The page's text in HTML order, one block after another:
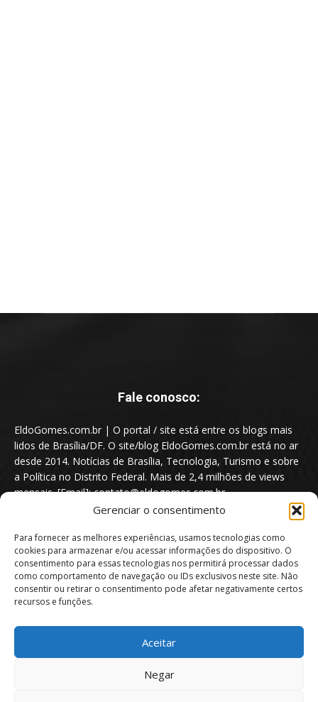
Gerenciar o consentimento
Para fornecer as melhores experiências, usamos tecnologias como
cookies para armazenar e/ou acessar informações do dispositivo. O
consentimento para essas tecnologias nos permitirá processar dados
como comportamento de navegação ou IDs exclusivos neste site. Não
consentir ou retirar o consentimento pode afetar negativamente certos
recursos e funções.
Aceitar
Negar
Fale conosco:
EldoGomes.com.br | O portal / site está entre os blogs mais
lidos de Brasília/DF. O site/blog EldoGomes.com.br está no ar
desde 2014. Notícias de Brasília, Tecnologia, Turismo e sobre
a Política no Distrito Federal. Mais de 2,4 milhões de views
mensais. [Email]: contato@eldogomes.com.br
Portal EldoGomes.com.br | Entre os Blogs mais lidos de Brasília/DF. |